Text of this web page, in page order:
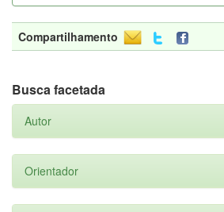
Compartilhamento
Busca facetada
Autor
Orientador